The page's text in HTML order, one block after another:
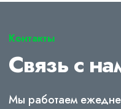
Контакты
Связь с
Мы работаем